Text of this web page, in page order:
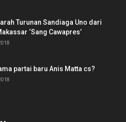
Turunan Sandiaga Uno dari
‘Sang Cawapres’
partai baru Anis Matta cs?